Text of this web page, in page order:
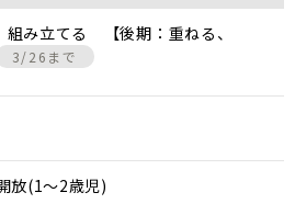
組み立てる 【後期：重ねる、
3/26まで
放(1～2歳児)